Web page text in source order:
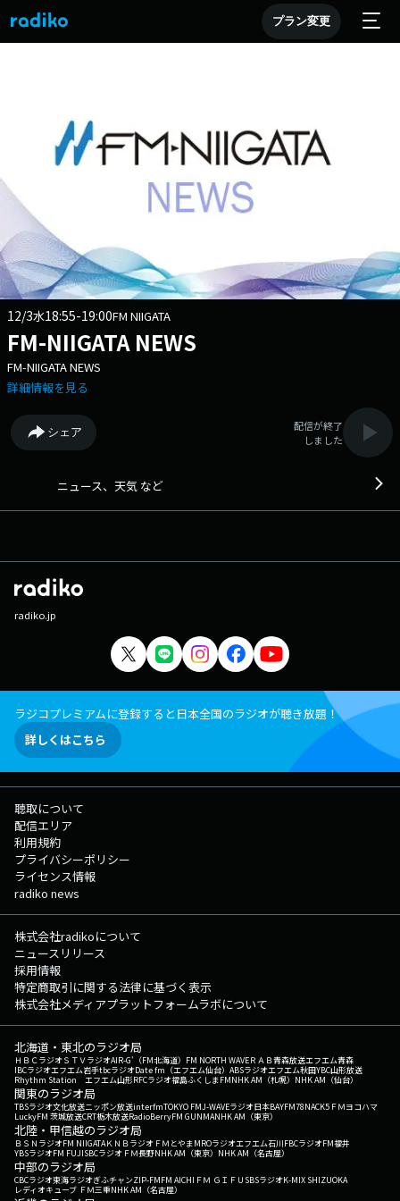
プラン変更
12/3水18:55-19:00FM NIIGATA
FM-NIIGATA NEWS
FM-NIIGATA NEWS
詳細情報を見る
シェア
配信が終了
しました
ニュース、天気 など
radiko.jp
ラジコプレミアムに登録すると日本全国のラジオが聴き放題！
詳しくはこちら
聴取について
配信エリア
利用規約
プライバシーポリシー
ライセンス情報
radiko news
株式会社radikoについて
ニュースリリース
採用情報
特定商取引に関する法律に基づく表示
株式会社メディアプラットフォームラボについて
北海道・東北のラジオ局
ＨＢＣラジオＳＴＶラジオAIR-G'（FM北海道） FM NORTH WAVEＲＡＢ青森放送エフエム青森
IBCラジオエフエム岩手tbcラジオDate fm（エフエム仙台） ABSラジオエフエム秋田YBC山形放送
Rhythm Station エフエム山形RFCラジオ福島ふくしまFMNHK AM（札幌） NHK AM（仙台）
関東のラジオ局
TBSラジオ文化放送ニッポン放送interfmTOKYO FMJ-WAVEラジオ日本BAYFM78NACK5 ＦＭヨコハマ
LuckyFM 茨城放送CRT栃木放送RadioBerryFM GUNMANHK AM（東京）
北陸・甲信越のラジオ局
ＢＳＮラジオFM NIIGATAＫＮＢラジオ ＦＭとやまMROラジオエフエム石川FBCラジオFM福井
YBSラジオFM FUJISBCラジオ ＦＭ長野NHK AM（東京） NHK AM（名古屋）
中部のラジオ局
CBCラジオ東海ラジオぎふチャンZIP-FMFM AICHI ＦＭ ＧＩＦＵ SBSラジオK-MIX SHIZUOKA
レディオキューブ ＦＭ三重NHK AM（名古屋）